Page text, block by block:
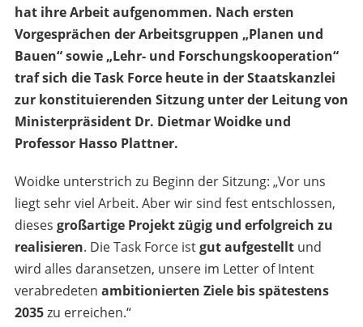
hat ihre Arbeit aufgenommen. Nach ersten
Vorgesprächen der Arbeitsgruppen „Planen und
Bauen“ sowie „Lehr- und Forschungskooperation“
traf sich die Task Force heute in der Staatskanzlei
zur konstituierenden Sitzung unter der Leitung von
Ministerpräsident Dr. Dietmar Woidke und
Professor Hasso Plattner.
Woidke unterstrich zu Beginn der Sitzung: „Vor uns
liegt sehr viel Arbeit. Aber wir sind fest entschlossen,
dieses großartige Projekt zügig und erfolgreich zu
realisieren. Die Task Force istgut aufgestelltund
wird alles daransetzen, unsere im Letter of Intent
verabredeten ambitionierten Ziele bis spätestens
2035zu erreichen.“